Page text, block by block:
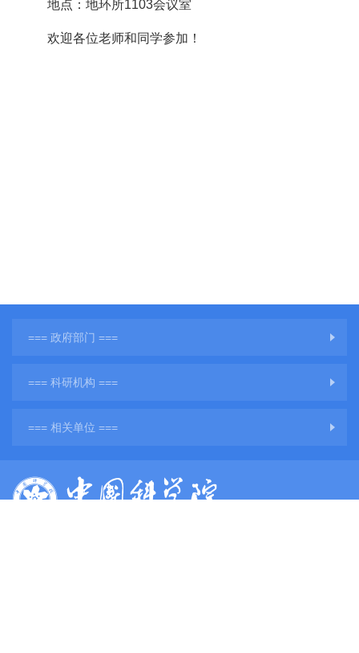
地点：地环所1103会议室
欢迎各位老师和同学参加！
=== 政府部门 ===
=== 科研机构 ===
=== 相关单位 ===